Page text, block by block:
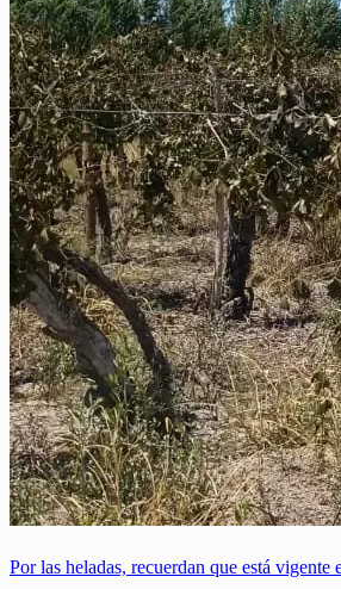
Por las heladas, recuerdan que está